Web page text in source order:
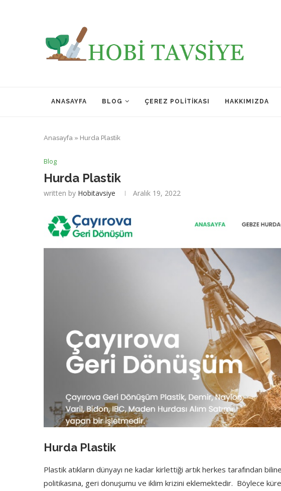
ANASAYFA BLOG ÇEREZ POLITIKASI HAKKIMIZDA
Anasayfa » Hurda Plastik
Blog
Hurda Plastik
written by Hobitavsiye Aralık 19, 2022
Hurda Plastik
Plastik atıkların dünyayı ne kadar kirlettiği artık herkes tarafından
politikasına, geri donuşumu ve iklim krizini eklemektedir. Böylece